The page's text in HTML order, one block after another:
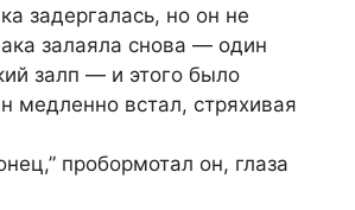
задергалась, но он не
залаяла снова — один
залп — и этого было
медленно встал, стряхивая
пробормотал он, глаза